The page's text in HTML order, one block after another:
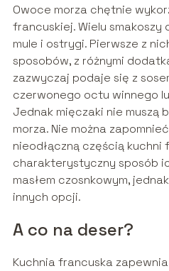
Owoce morza chętnie
francuskiej. Wielu smakoszy
mule i ostrygi. Pierwsze z
sposobów, z różnymi
zazwyczaj podaje się z
czerwonego octu winnego
Jednak mięczaki nie muszą
morza. Nie można
nieodłączną częścią kuchni
charakterystyczny sposób
masłem czosnkowym,
innych opcji.
A co na deser?
Kuchnia francuska